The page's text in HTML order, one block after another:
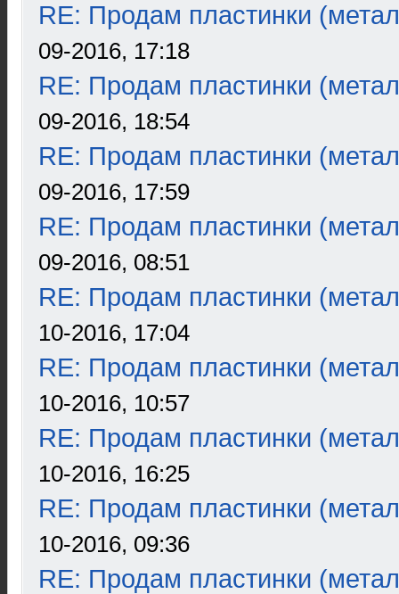
RE: Продам пластинки
09-2016, 17:18
RE: Продам пластинки
09-2016, 18:54
RE: Продам пластинки
09-2016, 17:59
RE: Продам пластинки
09-2016, 08:51
RE: Продам пластинки
10-2016, 17:04
RE: Продам пластинки
10-2016, 10:57
RE: Продам пластинки
10-2016, 16:25
RE: Продам пластинки
10-2016, 09:36
RE: Продам пластинки